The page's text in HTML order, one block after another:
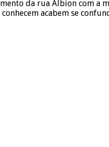
da rua Albion com a
acabem se